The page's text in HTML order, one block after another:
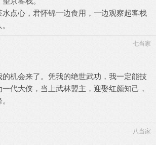
水点心，君怀锦一边食用，一边观察起客栈
七当家
的机会来了。凭我的绝世武功，我一定能技
代大侠，当上武林盟主，迎娶红颜知己，
八当家